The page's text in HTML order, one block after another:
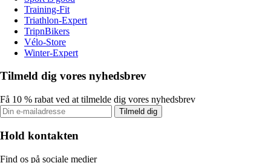
Training-Fit
Triathlon-Expert
TripnBikers
Vélo-Store
Winter-Expert
Tilmeld dig vores nyhedsbrev
Få 10 % rabat ved at tilmelde dig vores nyhedsbrev
Tilmeld dig
Hold kontakten
Find os på sociale medier